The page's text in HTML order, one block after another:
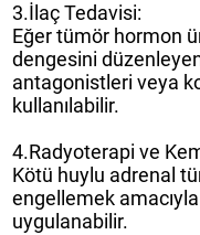
3.İlaç Tedavisi:
Eğer tümör hormon
dengesini
antagonistleri veya
kullanılabilir.
4.Radyoterapi ve
Kötü huylu adrenal
engellemek
uygulanabilir.